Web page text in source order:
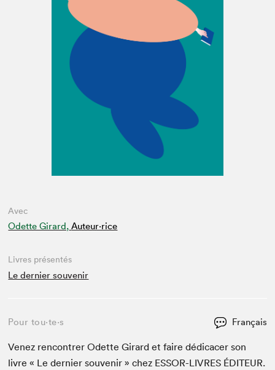
Avec
Odette Girard, Auteur·rice
Livres présentés
Le dernier souvenir
Pour tou⋅te⋅s Français
Venez ren­con­tr­er Odette Girard et faire dédi­cac­er son
livre « Le dernier sou­venir » chez ESSOR-LIVRES ÉDI­TEUR.